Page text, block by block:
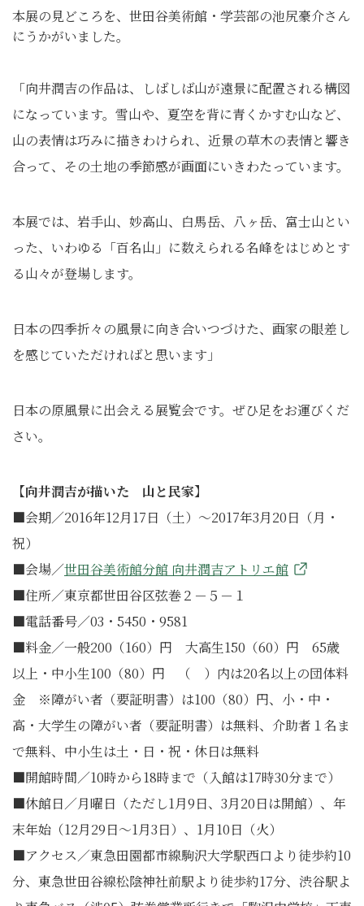
本展の見どころを、世田谷美術館・学芸部の池尻豪介さん
にうかがいました。
「向井潤吉の作品は、しばしば山が遠景に配置される構図
になっています。雪山や、夏空を背に青くかすむ山など、
山の表情は巧みに描きわけられ、近景の草木の表情と響き
合って、その土地の季節感が画面にいきわたっています。
本展では、岩手山、妙高山、白馬岳、八ヶ岳、富士山とい
った、いわゆる「百名山」に数えられる名峰をはじめとす
る山々が登場します。
日本の四季折々の風景に向き合いつづけた、画家の眼差し
を感じていただければと思います」
日本の原風景に出会える展覧会です。ぜひ足をお運びくだ
さい。
【向井潤吉が描いた 山と民家】
■会期／2016年12月17日（土）～2017年3月20日（月・
祝）
■会場／世田谷美術館分館 向井潤吉アトリエ館
■住所／東京都世田谷区弦巻２－５－１
■電話番号／03・5450・9581
■料金／一般200（160）円 大高生150（60）円 65歳
以上・中小生100（80）円 （ ）内は20名以上の団体料
金 ※障がい者（要証明書）は100（80）円、小・中・
高・大学生の障がい者（要証明書）は無料、介助者１名ま
で無料、中小生は土・日・祝・休日は無料
■開館時間／10時から18時まで（入館は17時30分まで）
■休館日／月曜日（ただし1月9日、3月20日は開館）、年
末年始（12月29日～1月3日）、1月10日（火）
■アクセス／東急田園都市線駒沢大学駅西口より徒歩約10
分、東急世田谷線松陰神社前駅より徒歩約17分、渋谷駅よ